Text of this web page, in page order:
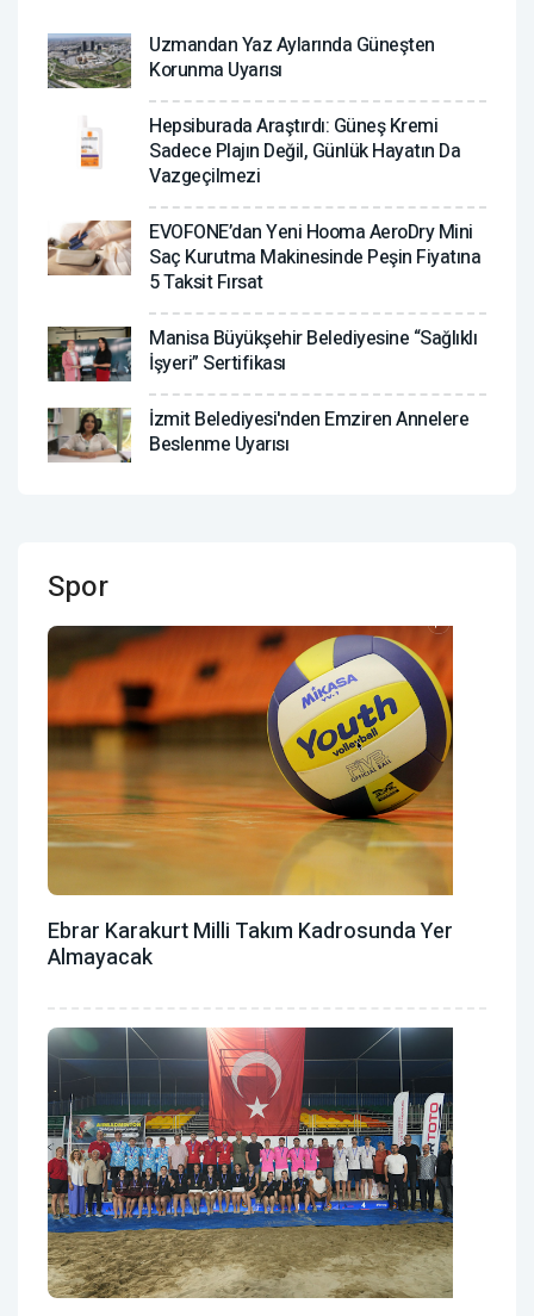
Uzmandan Yaz Aylarında Güneşten
Korunma Uyarısı
Hepsiburada Araştırdı: Güneş Kremi
Sadece Plajın Değil, Günlük Hayatın Da
Vazgeçilmezi
EVOFONE’dan Yeni Hooma AeroDry Mini
Saç Kurutma Makinesinde Peşin Fiyatına
5 Taksit Fırsat
Manisa Büyükşehir Belediyesine “Sağlıklı
İşyeri” Sertifikası
İzmit Belediyesi'nden Emziren Annelere
Beslenme Uyarısı
Spor
Ebrar Karakurt Milli Takım Kadrosunda Yer
Almayacak